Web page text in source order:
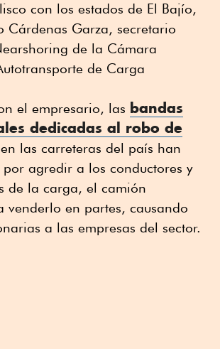
con los estados de El Bajío,
Cárdenas Garza, secretario
de la Cámara
de Carga
el empresario, las bandas
dedicadas al robo de
en las carreteras del país han
agredir a los conductores y
de la carga, el camión
venderlo en partes, causando
a las empresas del sector.